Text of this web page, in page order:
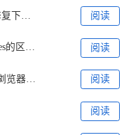
阅读
Google Chrome清除缓存和Cookies的区别及建议使用场景 阅读
google浏览器如何通过插件提高浏览器的安全性 阅读
阅读